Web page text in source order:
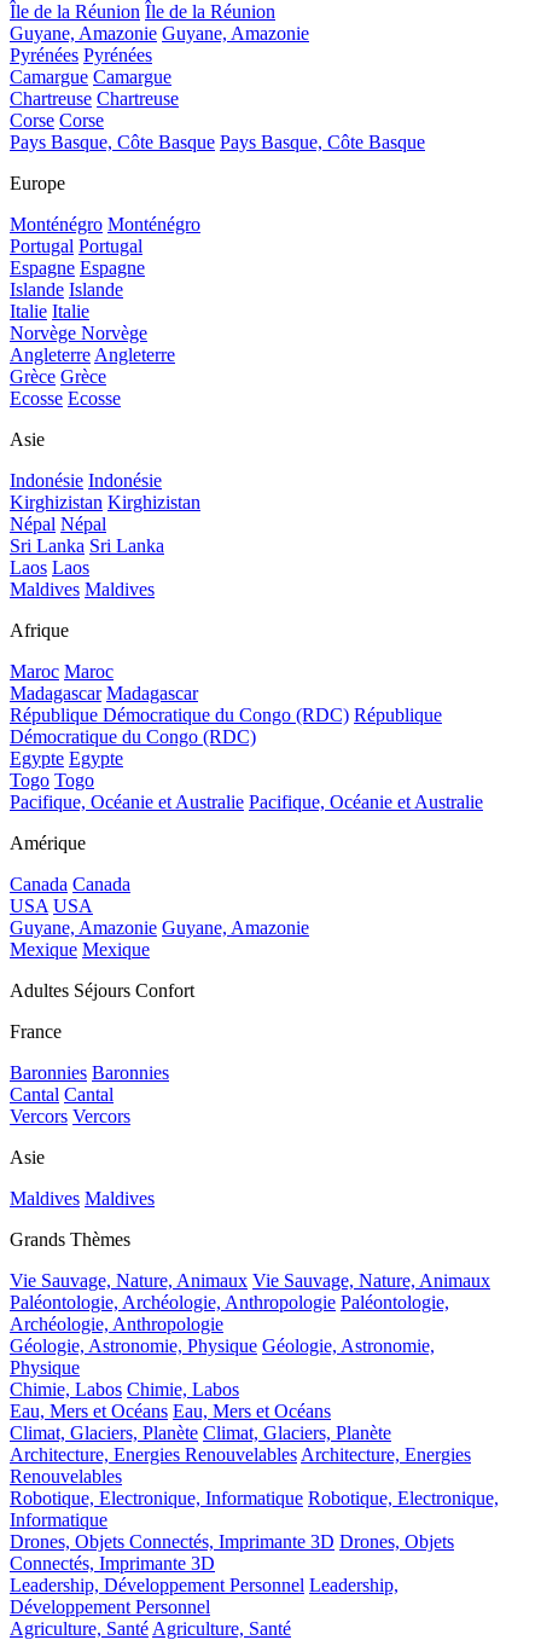
Île de la Réunion Île de la Réunion
Guyane, Amazonie Guyane, Amazonie
Pyrénées Pyrénées
Camargue Camargue
Chartreuse Chartreuse
Corse Corse
Pays Basque, Côte Basque Pays Basque, Côte Basque
Europe
Monténégro Monténégro
Portugal Portugal
Espagne Espagne
Islande Islande
Italie Italie
Norvège Norvège
Angleterre Angleterre
Grèce Grèce
Ecosse Ecosse
Asie
Indonésie Indonésie
Kirghizistan Kirghizistan
Népal Népal
Sri Lanka Sri Lanka
Laos Laos
Maldives Maldives
Afrique
Maroc Maroc
Madagascar Madagascar
République Démocratique du Congo (RDC) République
Démocratique du Congo (RDC)
Egypte Egypte
Togo Togo
Pacifique, Océanie et Australie Pacifique, Océanie et Australie
Amérique
Canada Canada
USA USA
Guyane, Amazonie Guyane, Amazonie
Mexique Mexique
Adultes Séjours Confort
France
Baronnies Baronnies
Cantal Cantal
Vercors Vercors
Asie
Maldives Maldives
Grands Thèmes
Vie Sauvage, Nature, Animaux Vie Sauvage, Nature, Animaux
Paléontologie, Archéologie, Anthropologie Paléontologie,
Archéologie, Anthropologie
Géologie, Astronomie, Physique Géologie, Astronomie,
Physique
Chimie, Labos Chimie, Labos
Eau, Mers et Océans Eau, Mers et Océans
Climat, Glaciers, Planète Climat, Glaciers, Planète
Architecture, Energies Renouvelables Architecture, Energies
Renouvelables
Robotique, Electronique, Informatique Robotique, Electronique,
Informatique
Drones, Objets Connectés, Imprimante 3D Drones, Objets
Connectés, Imprimante 3D
Leadership, Développement Personnel Leadership,
Développement Personnel
Agriculture, Santé Agriculture, Santé